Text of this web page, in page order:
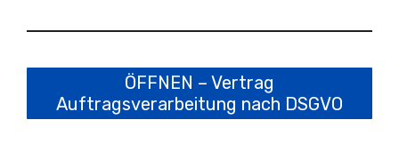
ÖFFNEN – Vertrag
Auftragsverarbeitung nach DSGVO